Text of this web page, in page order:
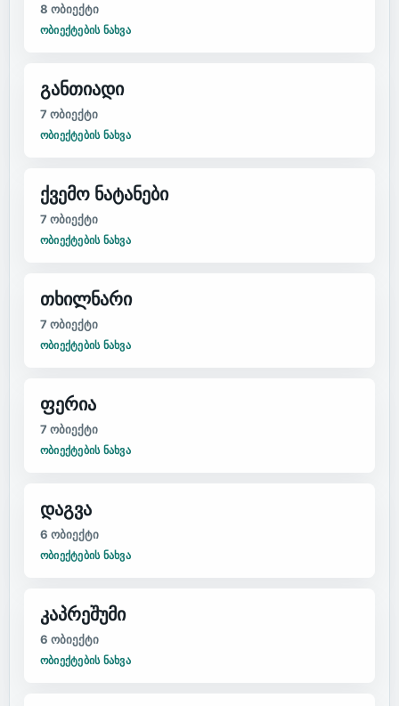
8 ობიექტი
ᲝᲑᲘᲔᲥᲢᲔᲑᲘᲡ ᲜᲐᲮᲕᲐ
განთიადი
7 ობიექტი
ᲝᲑᲘᲔᲥᲢᲔᲑᲘᲡ ᲜᲐᲮᲕᲐ
ქვემო ნატანები
7 ობიექტი
ᲝᲑᲘᲔᲥᲢᲔᲑᲘᲡ ᲜᲐᲮᲕᲐ
თხილნარი
7 ობიექტი
ᲝᲑᲘᲔᲥᲢᲔᲑᲘᲡ ᲜᲐᲮᲕᲐ
ფერია
7 ობიექტი
ᲝᲑᲘᲔᲥᲢᲔᲑᲘᲡ ᲜᲐᲮᲕᲐ
დაგვა
6 ობიექტი
ᲝᲑᲘᲔᲥᲢᲔᲑᲘᲡ ᲜᲐᲮᲕᲐ
კაპრეშუმი
6 ობიექტი
ᲝᲑᲘᲔᲥᲢᲔᲑᲘᲡ ᲜᲐᲮᲕᲐ